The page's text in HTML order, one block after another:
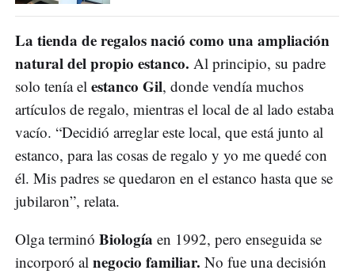
La tienda de regalos nació como una ampliación
natural del propio estanco. Al principio, su padre
solo tenía el estanco Gil, donde vendía muchos
artículos de regalo, mientras el local de al lado estaba
vacío. “Decidió arreglar este local, que está junto al
estanco, para las cosas de regalo y yo me quedé con
él. Mis padres se quedaron en el estanco hasta que se
jubilaron”, relata.
Olga terminó Biología en 1992, pero enseguida se
incorporó al negocio familiar. No fue una decisión